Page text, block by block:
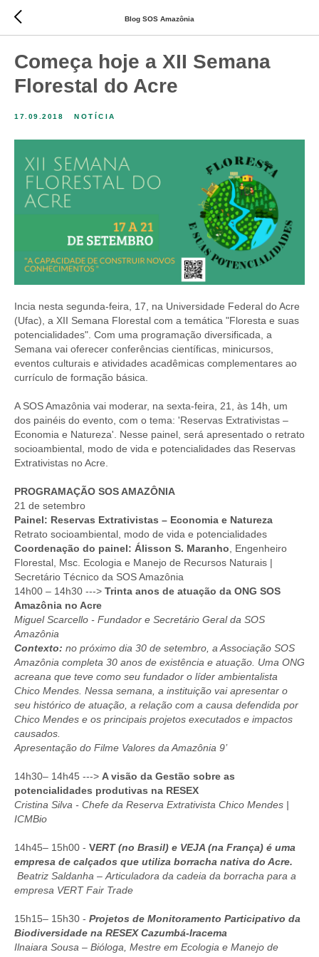
Blog SOS Amazônia
Começa hoje a XII Semana
Florestal do Acre
17.09.2018 NOTÍCIA
Incia nesta segunda-feira, 17, na Universidade Federal do Acre
(Ufac), a XII Semana Florestal com a temática "Floresta e suas
potencialidades". Com uma programação diversificada, a
Semana vai oferecer conferências científicas, minicursos,
eventos culturais e atividades acadêmicas complementares ao
currículo de formação básica.
A SOS Amazônia vai moderar, na sexta-feira, 21, às 14h, um
dos painéis do evento, com o tema: 'Reservas Extrativistas –
Economia e Natureza'. Nesse painel, será apresentado o retrato
socioambiental, modo de vida e potencialidades das Reservas
Extrativistas no Acre.
PROGRAMAÇÃO SOS AMAZÔNIA
21 de setembro
Painel: Reservas Extrativistas – Economia e Natureza
Retrato socioambiental, modo de vida e potencialidades
Coordenação do painel: Álisson S. Maranho , Engenheiro
Florestal, Msc. Ecologia e Manejo de Recursos Naturais |
Secretário Técnico da SOS Amazônia
14h00 – 14h30 ---> Trinta anos de atuação da ONG SOS
Amazônia no Acre
Miguel Scarcello - Fundador e Secretário Geral da SOS
Amazônia
Contexto: no próximo dia 30 de setembro, a Associação SOS
Amazônia completa 30 anos de existência e atuação. Uma ONG
acreana que teve como seu fundador o líder ambientalista
Chico Mendes. Nessa semana, a instituição vai apresentar o
seu histórico de atuação, a relação com a causa defendida por
Chico Mendes e os principais projetos executados e impactos
causados.
Apresentação do Filme Valores da Amazônia 9’
14h30– 14h45 ---> A visão da Gestão sobre as
potencialidades produtivas na RESEX
Cristina Silva - Chefe da Reserva Extrativista Chico Mendes |
ICMBio
14h45– 15h00 - VERT (no Brasil) e VEJA (na França) é uma
empresa de calçados que utiliza borracha nativa do Acre.
Beatriz Saldanha – Articuladora da cadeia da borracha para a
empresa VERT Fair Trade
15h15– 15h30 - Projetos de Monitoramento Participativo da
Biodiversidade na RESEX Cazumbá-Iracema
Ilnaiara Sousa – Bióloga, Mestre em Ecologia e Manejo de